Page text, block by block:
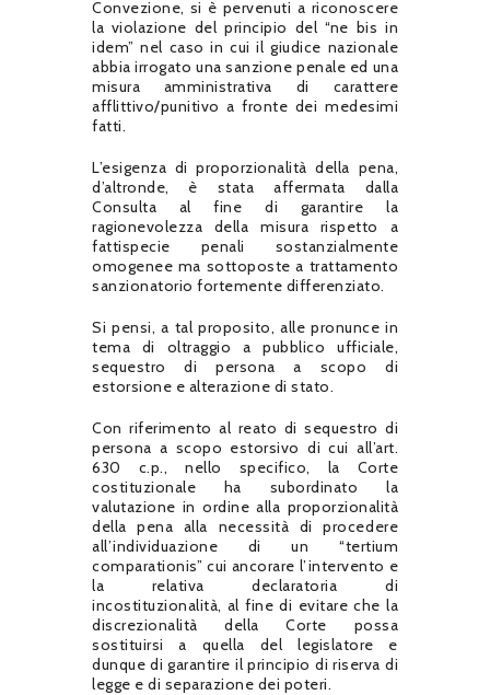
Convezione, si è pervenuti a riconoscere
la violazione del principio del “ne bis in
idem” nel caso in cui il giudice nazionale
abbia irrogato una sanzione penale ed una
misura amministrativa di carattere
afflittivo/punitivo a fronte dei medesimi
fatti.
L’esigenza di proporzionalità della pena,
d’altronde, è stata affermata dalla
Consulta al fine di garantire la
ragionevolezza della misura rispetto a
fattispecie penali sostanzialmente
omogenee ma sottoposte a trattamento
sanzionatorio fortemente differenziato.
Si pensi, a tal proposito, alle pronunce in
tema di oltraggio a pubblico ufficiale,
sequestro di persona a scopo di
estorsione e alterazione di stato.
Con riferimento al reato di sequestro di
persona a scopo estorsivo di cui all’art.
630 c.p., nello specifico, la Corte
costituzionale ha subordinato la
valutazione in ordine alla proporzionalità
della pena alla necessità di procedere
all’individuazione di un “tertium
comparationis” cui ancorare l’intervento e
la relativa declaratoria di
incostituzionalità, al fine di evitare che la
discrezionalità della Corte possa
sostituirsi a quella del legislatore e
dunque di garantire il principio di riserva di
legge e di separazione dei poteri.